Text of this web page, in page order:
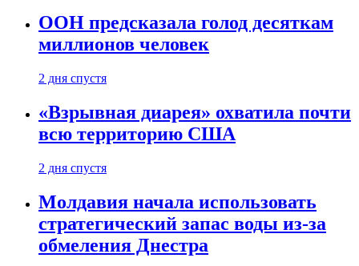
ООН предсказала голод десяткам
миллионов человек
2 дня спустя
«Взрывная диарея» охватила почти
всю территорию США
2 дня спустя
Молдавия начала использовать
стратегический запас воды из-за
обмеления Днестра